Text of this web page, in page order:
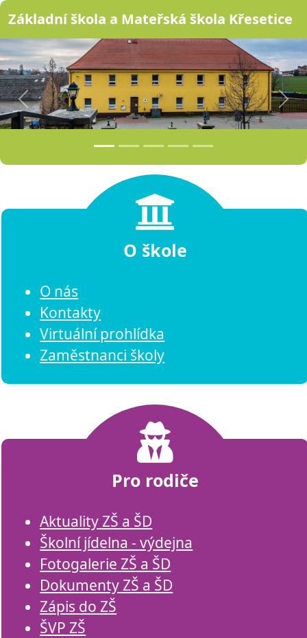
Základní škola a Mateřská škola Křesetice
Předchozí
O škole
O nás
Kontakty
Virtuální prohlídka
Zaměstnanci školy
Pro rodiče
Aktuality ZŠ a ŠD
Školní jídelna - výdejna
Fotogalerie ZŠ a ŠD
Dokumenty ZŠ a ŠD
Zápis do ZŠ
ŠVP ZŠ